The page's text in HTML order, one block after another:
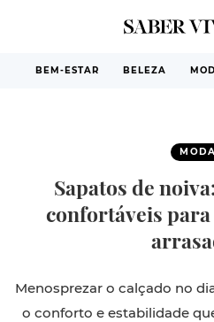
BEM-ESTAR BELEZA
MODA
Sapatos de
confortáveis
Menosprezar o calçado no
o conforto e estabilidade